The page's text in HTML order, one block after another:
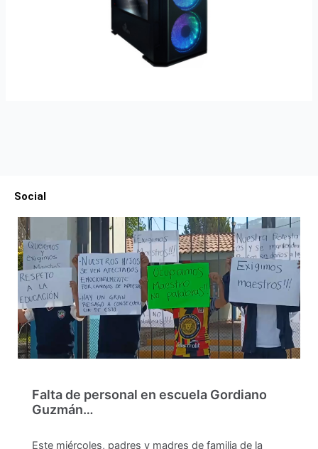
Social
Falta de personal en escuela Gordiano
Guzmán…
Este miércoles, padres y madres de familia de la